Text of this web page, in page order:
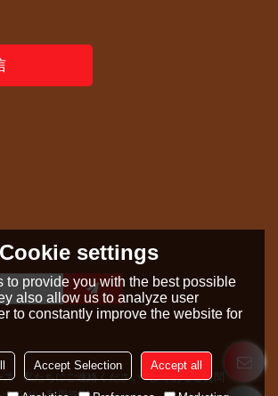
ス 私たちにご連絡ください
よくあるご質問
Cookie settings
to provide you with the best possible
also allow us to analyze user
to constantly improve the website for
Accept Selection Accept all